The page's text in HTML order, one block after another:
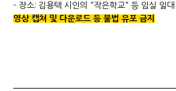
- 장소: 김용택 시인의 "작은학교" 등 임실 일대
영상 캡쳐 및 다운로드 등 불법 유포 금지